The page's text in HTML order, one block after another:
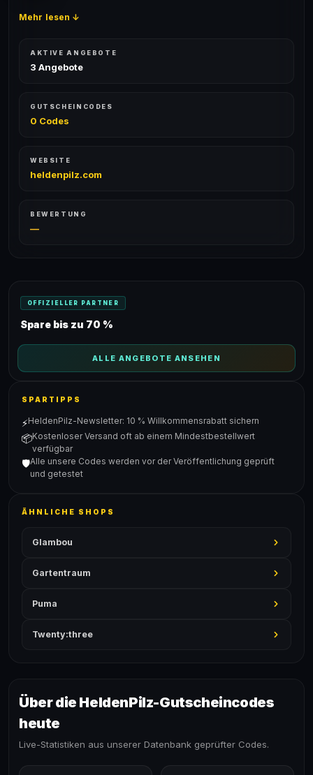
Mehr lesen ↓
AKTIVE ANGEBOTE
3 Angebote
GUTSCHEINCODES
0 Codes
WEBSITE
heldenpilz.com
BEWERTUNG
—
OFFIZIELLER PARTNER
Spare bis zu 70 %
ALLE ANGEBOTE ANSEHEN
SPARTIPPS
⚡HeldenPilz-Newsletter: 10 % Willkommensrabatt sichern
📦Kostenloser Versand oft ab einem Mindestbestellwert
verfügbar
🛡️Alle unsere Codes werden vor der Veröffentlichung geprüft
und getestet
ÄHNLICHE SHOPS
Glambou
Gartentraum
Puma
Twenty:three
Über die HeldenPilz-Gutscheincodes
heute
Live-Statistiken aus unserer Datenbank geprüfter Codes.